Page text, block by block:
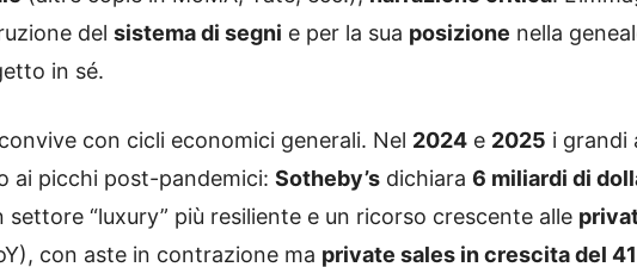
del sistema di segni e per la sua posizione nella
in sé.
con cicli economici generali. Nel 2024 e 2025 i grandi
ai picchi post-pandemici: Sotheby’s dichiara 6 miliardi di
settore “luxury” più resiliente e un ricorso crescente alle
con aste in contrazione ma private sales in crescita del